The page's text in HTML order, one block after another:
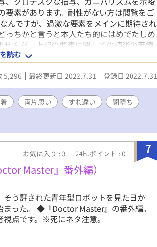
要素があります。耐性がない方は閲覧をご
んですが、過激な要素をメインに期待され
っちかと言うと本人たち的にはめでたしめ
んが、上記の要素に関しての読後の苦情
読む
5,296 最終更新日 2022.7.31 登録日 2022.7.31
両片思い すれ違い
闇堕ち
7
お気に入り : 3 24h.ポイント : 0
Master』番外編）
そう評された青年型ロボットを見た日か
まった。 ◆『Doctor Master』の番外編。
点です。※死にネタ注意。